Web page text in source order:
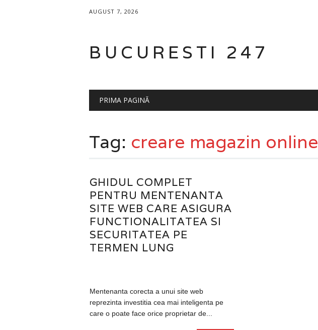
AUGUST 7, 2026
BUCURESTI 247
Main menu
PRIMA PAGINĂ
Tag: creare magazin online
GHIDUL COMPLET
PENTRU MENTENANTA
SITE WEB CARE ASIGURA
FUNCTIONALITATEA SI
SECURITATEA PE
TERMEN LUNG
Mentenanta corecta a unui site web
reprezinta investitia cea mai inteligenta pe
care o poate face orice proprietar de...